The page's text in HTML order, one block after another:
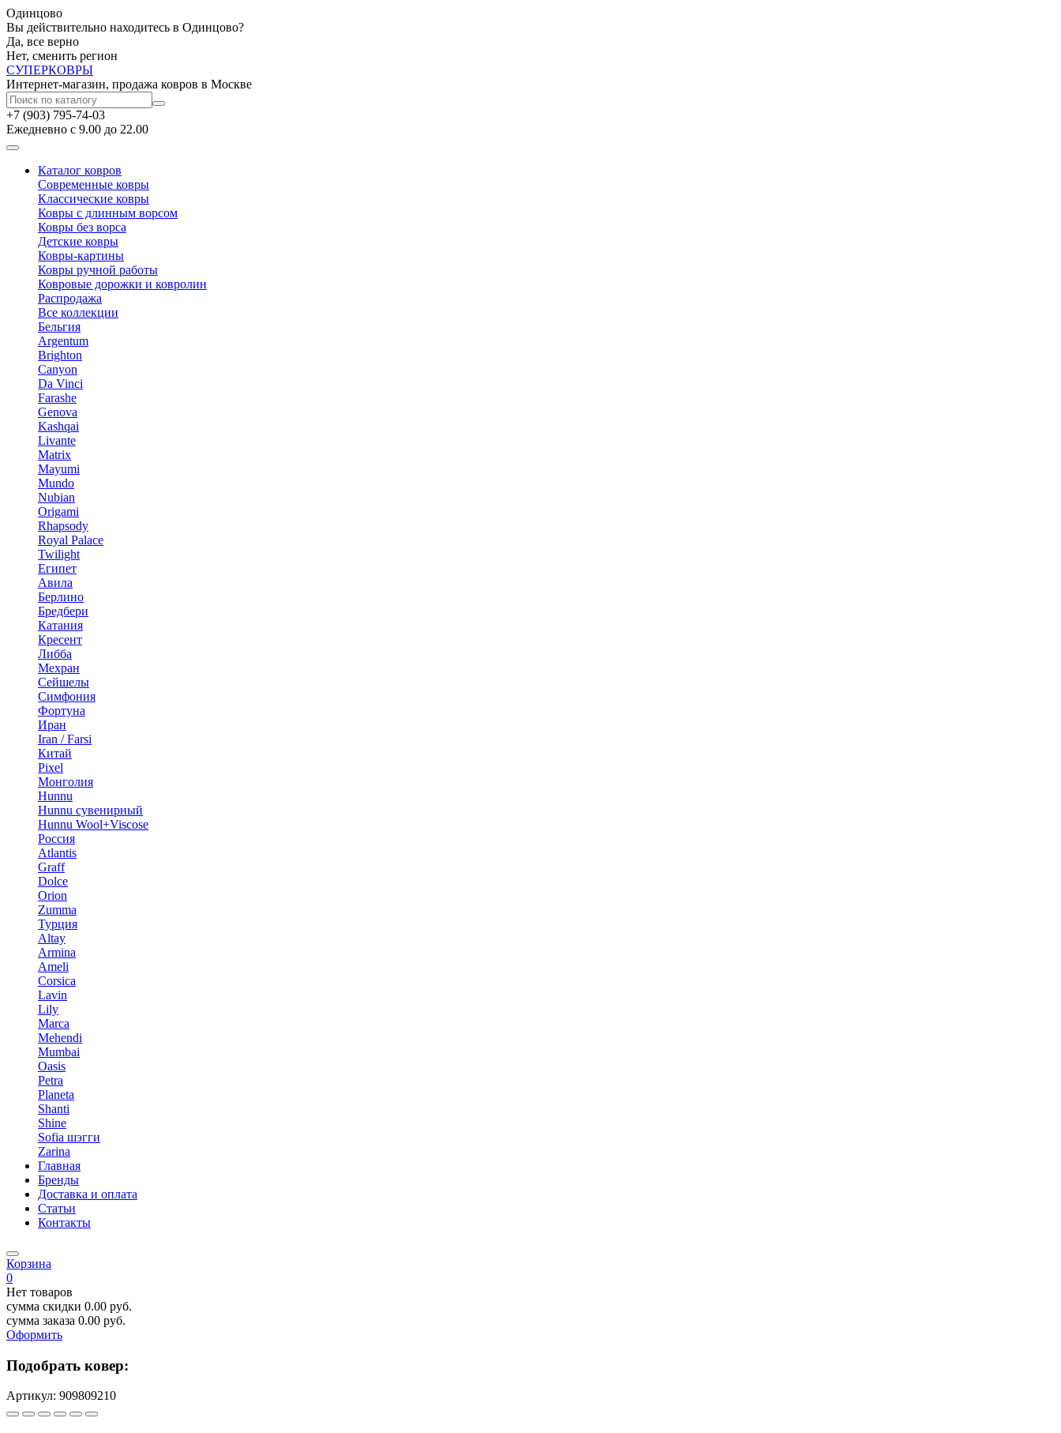
Одинцово
Вы действительно находитесь в Одинцово?
Да, все верно
Нет, сменить регион
СУПЕРКОВРЫ
Интернет-магазин, продажа ковров в Москве
+7 (903) 795-74-03
Ежедневно с 9.00 до 22.00
Каталог ковров
Современные ковры
Классические ковры
Ковры с длинным ворсом
Ковры без ворса
Детские ковры
Ковры-картины
Ковры ручной работы
Ковровые дорожки и ковролин
Распродажа
Все коллекции
Бельгия
Argentum
Brighton
Canyon
Da Vinci
Farashe
Genova
Kashqai
Livante
Matrix
Mayumi
Mundo
Nubian
Origami
Rhapsody
Royal Palace
Twilight
Египет
Авила
Берлино
Бредбери
Катания
Кресент
Либба
Мехран
Сейшелы
Симфония
Фортуна
Иран
Iran / Farsi
Китай
Pixel
Монголия
Hunnu
Hunnu сувенирный
Hunnu Wool+Viscose
Россия
Atlantis
Graff
Dolce
Orion
Zumma
Турция
Altay
Armina
Ameli
Corsica
Lavin
Lily
Marca
Mehendi
Mumbai
Oasis
Petra
Planeta
Shanti
Shine
Sofia шэгги
Zarina
Главная
Бренды
Доставка и оплата
Статьи
Контакты
Корзина
0
Нет товаров
сумма скидки 0.00 руб.
сумма заказа 0.00 руб.
Оформить
Подобрать ковер:
Артикул: 909809210